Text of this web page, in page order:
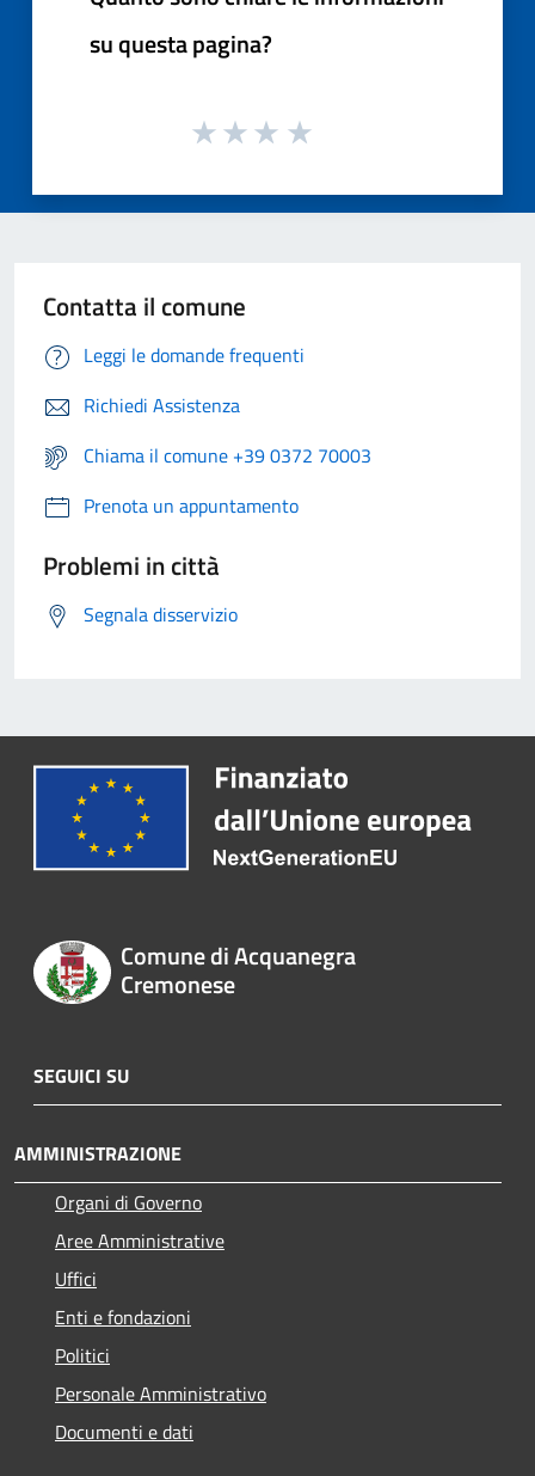
su questa pagina?
Contatta il comune
Leggi le domande frequenti
Richiedi Assistenza
Chiama il comune +39 0372 70003
Prenota un appuntamento
Problemi in città
Segnala disservizio
Comune di Acquanegra
Cremonese
SEGUICI SU
AMMINISTRAZIONE
Organi di Governo
Aree Amministrative
Uffici
Enti e fondazioni
Politici
Personale Amministrativo
Documenti e dati